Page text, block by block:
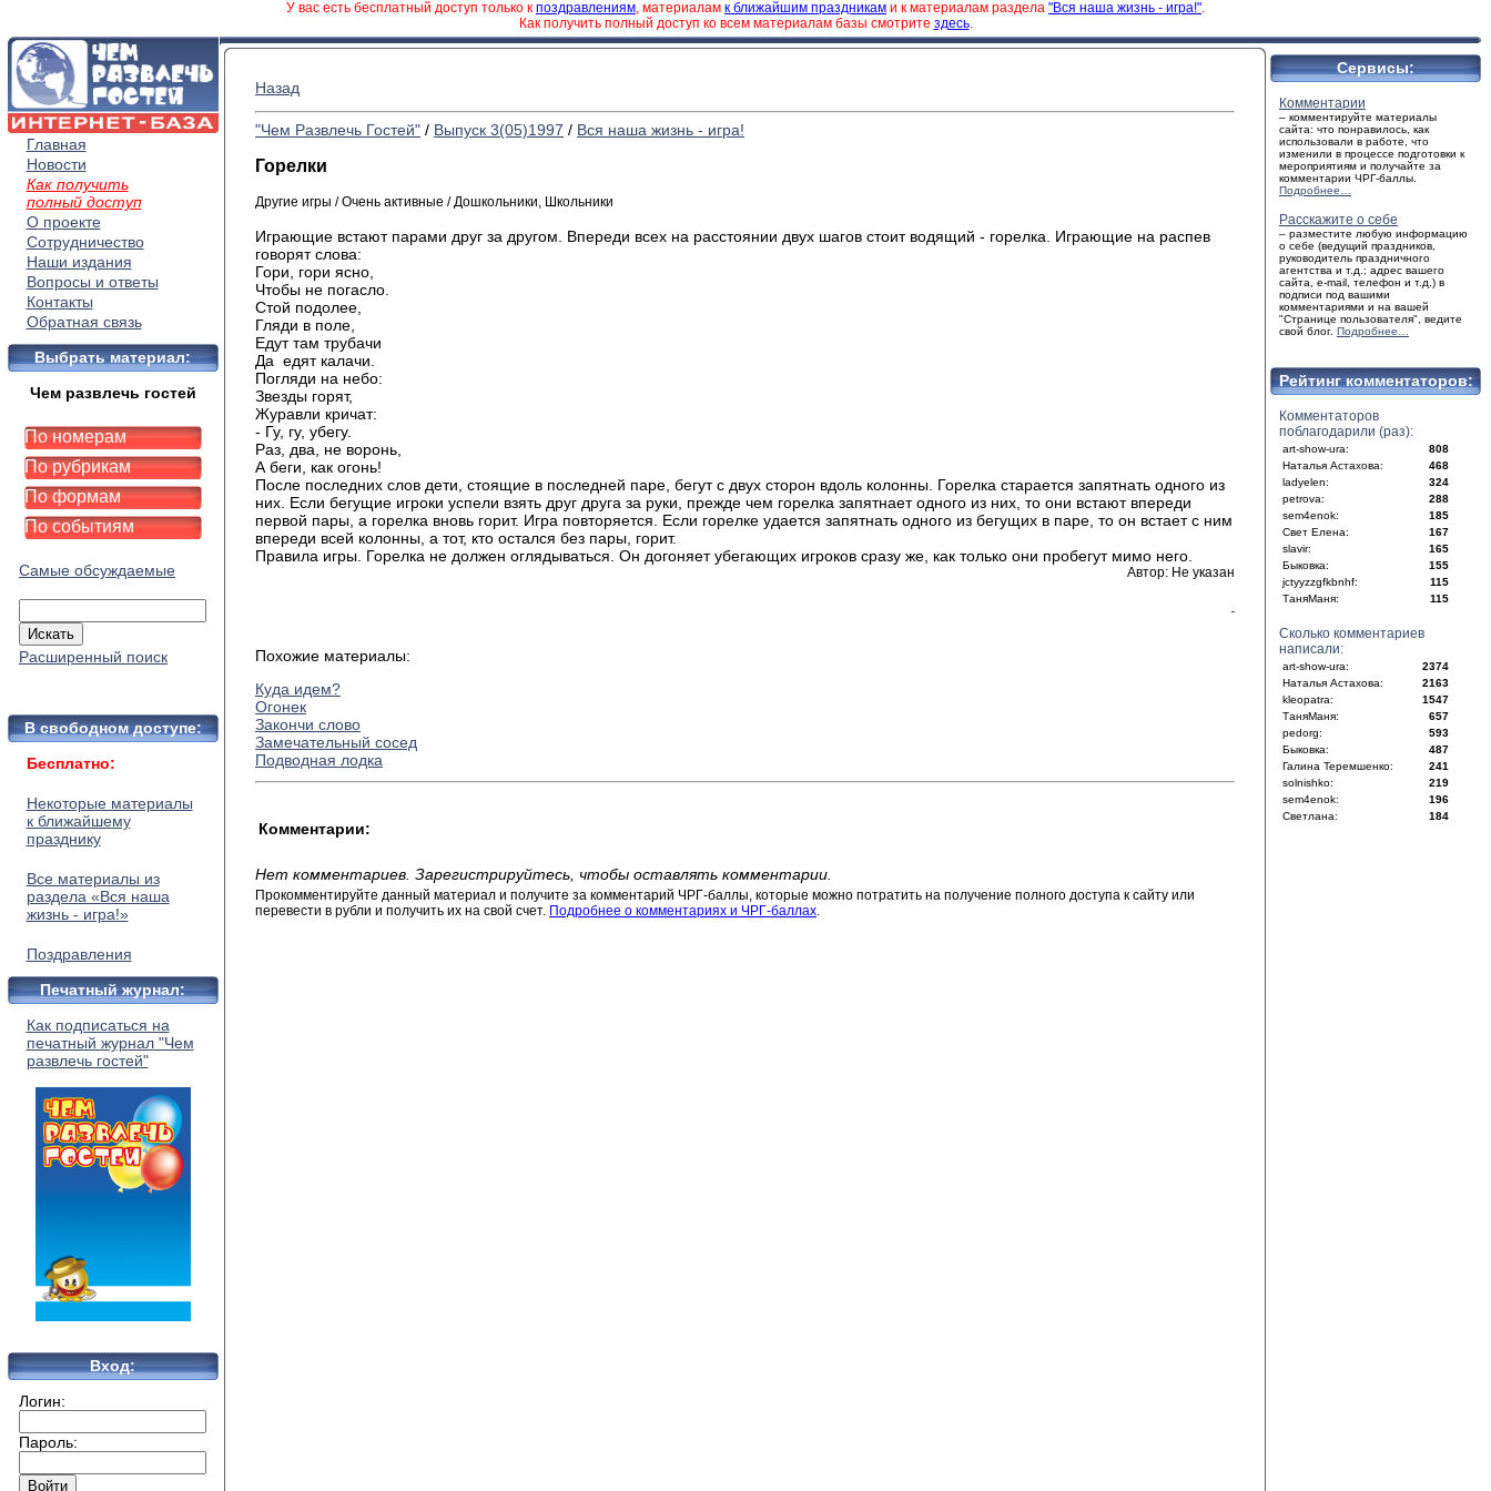
У вас есть бесплатный доступ только к поздравлениям, материалам к ближайшим праздникам и к материалам раздела "Вся наша жизнь - игра!".
Как получить полный доступ ко всем материалам базы смотрите здесь.
Главная
Новости
Как получить
полный доступ
О проекте
Сотрудничество
Наши издания
Вопросы и ответы
Контакты
Обратная связь
Выбрать материал:
Чем развлечь гостей
По номерам
По рубрикам
По формам
По событиям
Самые обсуждаемые
Расширенный поиск
В свободном доступе:
Бесплатно:
Некоторые материалы
к ближайшему
празднику
Все материалы из
раздела «Вся наша
жизнь - игра!»
Поздравления
Печатный журнал:
Как подписаться на
печатный журнал "Чем
развлечь гостей"
Вход:
Логин:
Пароль:
Назад
"Чем Развлечь Гостей" / Выпуск 3(05)1997 / Вся наша жизнь - игра!
Горелки
Другие игры / Очень активные / Дошкольники, Школьники
Играющие встают парами друг за другом. Впереди всех на расстоянии двух шагов стоит водящий - горелка. Играющие на распев
говорят слова:
Гори, гори ясно,
Чтобы не погасло.
Стой подолее,
Гляди в поле,
Едут там трубачи
Да едят калачи.
Погляди на небо:
Звезды горят,
Журавли кричат:
- Гу, гу, убегу.
Раз, два, не воронь,
А беги, как огонь!
После последних слов дети, стоящие в последней паре, бегут с двух сторон вдоль колонны. Горелка старается запятнать одного из
них. Если бегущие игроки успели взять друг друга за руки, прежде чем горелка запятнает одного из них, то они встают впереди
первой пары, а горелка вновь горит. Игра повторяется. Если горелке удается запятнать одного из бегущих в паре, то он встает с ним
впереди всей колонны, а тот, кто остался без пары, горит.
Правила игры. Горелка не должен оглядываться. Он догоняет убегающих игроков сразу же, как только они пробегут мимо него.
Автор: Не указан
Похожие материалы:
Куда идем?
Огонек
Закончи слово
Замечательный сосед
Подводная лодка
Комментарии:
Нет комментариев. Зарегистрируйтесь, чтобы оставлять комментарии.
Прокомментируйте данный материал и получите за комментарий ЧРГ-баллы, которые можно потратить на получение полного доступа к сайту или
перевести в рубли и получить их на свой счет. Подробнее о комментариях и ЧРГ-баллах.
Сервисы:
Комментарии
– комментируйте материалы
сайта: что понравилось, как
использовали в работе, что
изменили в процессе подготовки к
мероприятиям и получайте за
комментарии ЧРГ-баллы.
Подробнее…
Расскажите о себе
– разместите любую информацию
о себе (ведущий праздников,
руководитель праздничного
агентства и т.д.; адрес вашего
сайта, e-mail, телефон и т.д.) в
подписи под вашими
комментариями и на вашей
"Странице пользователя", ведите
свой блог. Подробнее…
Рейтинг комментаторов:
Комментаторов
поблагодарили (раз):
art-show-ura:
808
Наталья Астахова:
468
ladyelen:
324
petrova:
288
sem4enok:
185
Свет Елена:
167
slavir:
165
Быковка:
155
jctyyzzgfkbnhf:
115
ТаняМаня:
115
Сколько комментариев
написали:
art-show-ura:
2374
Наталья Астахова:
2163
kleopatra:
1547
ТаняМаня:
657
pedorg:
593
Быковка:
487
Галина Теремшенко:
241
solnishko:
219
sem4enok:
196
Светлана:
184